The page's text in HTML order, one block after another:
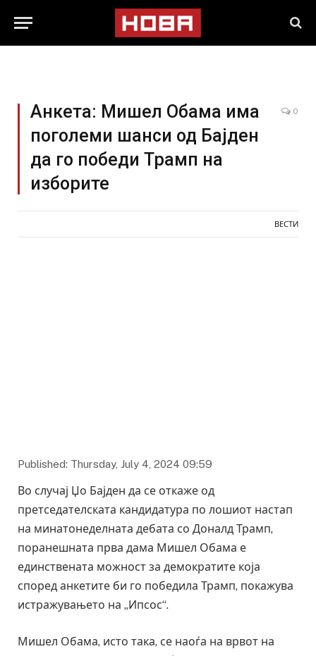
Анкета: Мишел Обама има
поголеми шанси од Бајден
да го победи Трамп на
изборите
0
ВЕСТИ
Published: Thursday, July 4, 2024 09:59
Во случај Џо Бајден да се откаже од
претседателската кандидатура по лошиот настап
на минатонеделната дебата со Доналд Трамп,
поранешната прва дама Мишел Обама е
единствената можност за демократите која
според анкетите би го победила Трамп, покажува
истражувањето на „Ипсос“.
Мишел Обама, исто така, се наоѓа на врвот на